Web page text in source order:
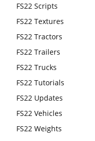
FS22 Scripts
FS22 Textures
FS22 Tractors
FS22 Trailers
FS22 Trucks
FS22 Tutorials
FS22 Updates
FS22 Vehicles
FS22 Weights